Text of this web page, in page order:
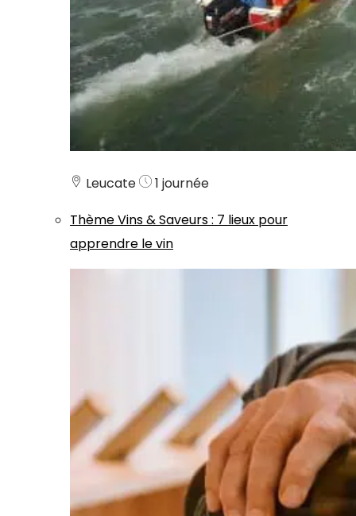
Leucate
1 journée
ThèmeVins & Saveurs: 7 lieux pour
apprendre le vin